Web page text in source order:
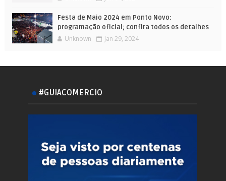
Festa de Maio 2024 em Ponto Novo:
programação oficial; confira todos os detalhes
Unknown Jan 29, 2024
#GUIACOMERCIO